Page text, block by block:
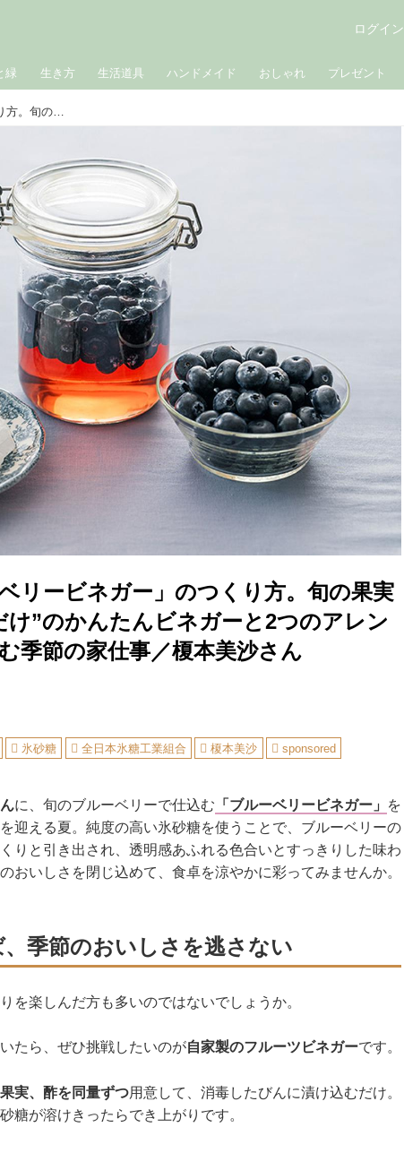
緑 生き方 生活道具 ハンドメイド おしゃれ プレゼント
ログイン
夏の仕込みもの「ブルーベリービネガー」のつくり方。旬の果実を“氷砂糖と酢に漬けるだけ”のかんたんビネガーと2つのアレンジレシピ｜氷砂糖で楽しむ季節の家仕事／榎本美沙さん
リービネガー」のつくり方。旬の果実
け”のかんたんビネガーと2つのアレン
季節の家仕事／榎本美沙さん
氷砂糖 全日本氷糖工業組合 榎本美沙 sponsored
に、旬のブルーベリーで仕込む 「ブルーベリービネガー」
を
迎える夏。純度の高い氷砂糖を使うことで、ブルーベリーの
りと引き出され、透明感あふれる色合いとすっきりした味わ
おいしさを閉じ込めて、食卓を涼やかに彩ってみませんか。
季節のおいしさを逃さない
を楽しんだ方も多いのではないでしょうか。
たら、ぜひ挑戦したいのが自家製のフルーツビネガーです。
実、酢を同量ずつ用意して、消毒したびんに漬け込むだけ。
糖が溶けきったらでき上がりです。